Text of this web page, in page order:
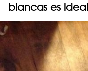
blancas es